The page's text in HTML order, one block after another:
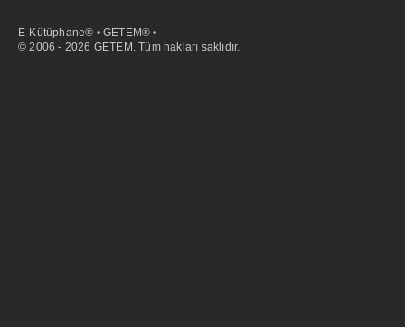
E-Kütüphane® • GETEM® •
© 2006 - 2026 GETEM. Tüm hakları saklıdır.